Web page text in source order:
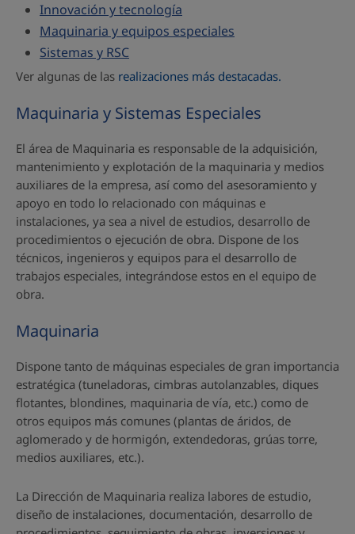
Innovación y tecnología
Maquinaria y equipos especiales
Sistemas y RSC
Ver algunas de las realizaciones más destacadas.
Maquinaria y Sistemas Especiales
El área de Maquinaria es responsable de la adquisición,
mantenimiento y explotación de la maquinaria y medios
auxiliares de la empresa, así como del asesoramiento y
apoyo en todo lo relacionado con máquinas e
instalaciones, ya sea a nivel de estudios, desarrollo de
procedimientos o ejecución de obra. Dispone de los
técnicos, ingenieros y equipos para el desarrollo de
trabajos especiales, integrándose estos en el equipo de
obra.
Maquinaria
Dispone tanto de máquinas especiales de gran importancia
estratégica (tuneladoras, cimbras autolanzables, diques
flotantes, blondines, maquinaria de vía, etc.) como de
otros equipos más comunes (plantas de áridos, de
aglomerado y de hormigón, extendedoras, grúas torre,
medios auxiliares, etc.).
La Dirección de Maquinaria realiza labores de estudio,
diseño de instalaciones, documentación, desarrollo de